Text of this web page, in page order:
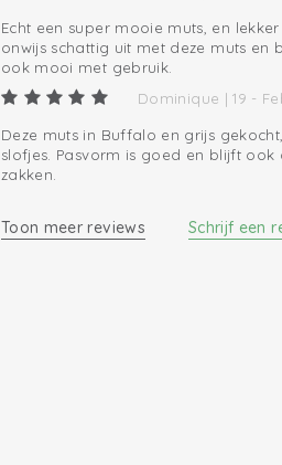
Echt een super mooie muts, en
onwijs schattig uit met deze muts en
ook mooi met gebruik.
Dominique | 19 -
Deze muts in Buffalo en grijs
slofjes. Pasvorm is goed en blijft ook
zakken.
Toon meer reviews Schrijf een